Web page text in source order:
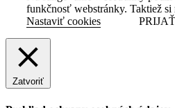
funkčnosť webstránky. Taktiež
Nastaviť cookies
PRIJAŤ
Zatvoriť